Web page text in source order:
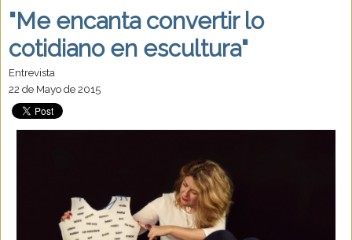
"Me encanta convertir lo
cotidiano en escultura"
Entrevista
22 de Mayo de 2015